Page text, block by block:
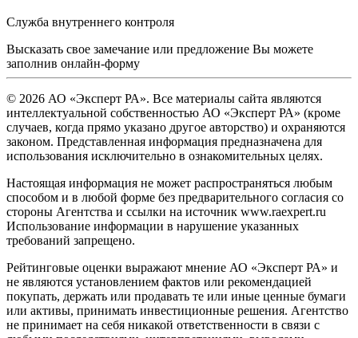
Служба внутреннего контроля
Высказать свое замечание или предложение Вы можете
заполнив онлайн-форму
© 2026 АО «Эксперт РА». Все материалы сайта являются
интеллектуальной собственностью АО «Эксперт РА» (кроме
случаев, когда прямо указано другое авторство) и охраняются
законом. Представленная информация предназначена для
использования исключительно в ознакомительных целях.
Настоящая информация не может распространяться любым
способом и в любой форме без предварительного согласия со
стороны Агентства и ссылки на источник www.raexpert.ru
Использование информации в нарушение указанных
требований запрещено.
Рейтинговые оценки выражают мнение АО «Эксперт РА» и
не являются установлением фактов или рекомендацией
покупать, держать или продавать те или иные ценные бумаги
или активы, принимать инвестиционные решения. Агентство
не принимает на себя никакой ответственности в связи с